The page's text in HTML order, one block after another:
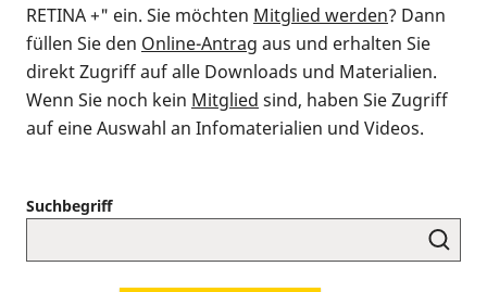
RETINA +" ein. Sie möchten Mitglied werden? Dann
füllen Sie den Online-Antrag aus und erhalten Sie
direkt Zugriff auf alle Downloads und Materialien.
Wenn Sie noch kein Mitglied sind, haben Sie Zugriff
auf eine Auswahl an Infomaterialien und Videos.
Suchbegriff